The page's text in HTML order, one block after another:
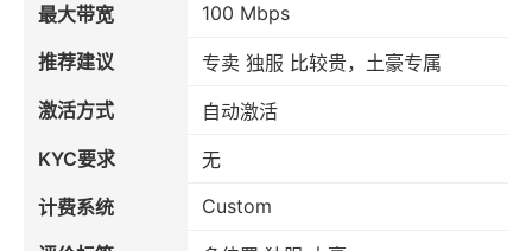
最大带宽 100 Mbps
推荐建议
专卖 独服 比较贵，土豪专属
激活方式
自动激活
KYC要求
无
计费系统
Custom